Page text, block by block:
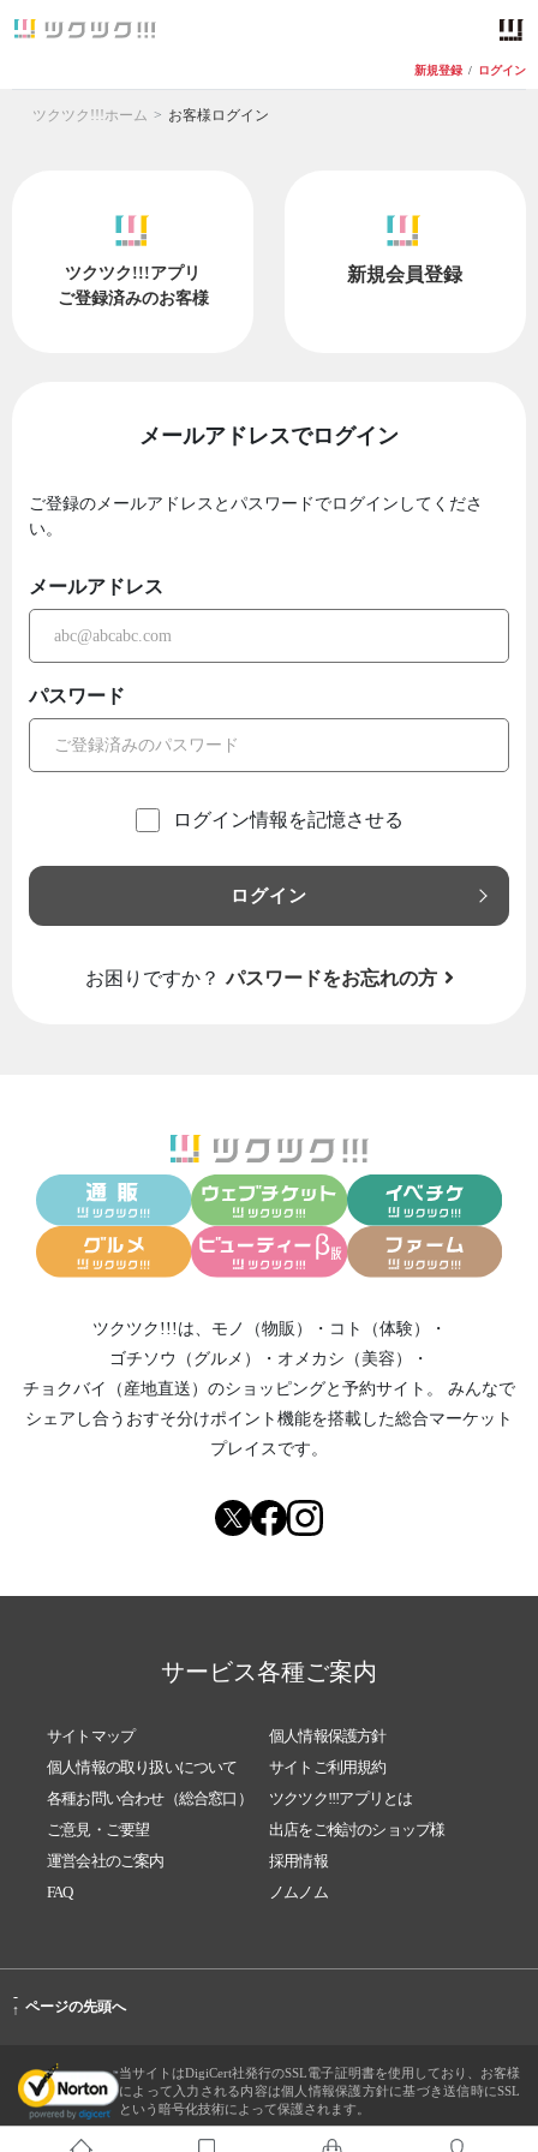
新規登録 / ログイン
ツクツク!!!ホーム お客様ログイン
ツクツク!!!アプリ
ご登録済みのお客様
新規会員登録
メールアドレスでログイン
ご登録のメールアドレスとパスワードでログインしてくださ
い。
メールアドレス
パスワード
ログイン情報を記憶させる
ログイン
お困りですか？ パスワードをお忘れの方
ツクツク!!!は、 モノ（物販） ・ コト（体験）
・
ゴチソウ（グルメ）
・ オメカシ（美容）
・
チョクバイ（産地直送） のショッピングと予約サイト。
みんなで
シェアし合う おすそ分けポイント機能を搭載した総合マーケット
プレイスです。
サービス各種ご案内
サイトマップ
個人情報保護方針
個人情報の取り扱いについて
サイトご利用規約
各種お問い合わせ（総合窓口）
ツクツク!!!アプリとは
ご意見・ご要望
出店をご検討のショップ様
運営会社のご案内
採用情報
FAQ
ノムノム
-
↑ ページの先頭へ
当サイトはDigiCert社発行のSSL電子証明書を使用しており、お客様
によって入力される内容は個人情報保護方針に基づき送信時にSSL
という暗号化技術によって保護されます。